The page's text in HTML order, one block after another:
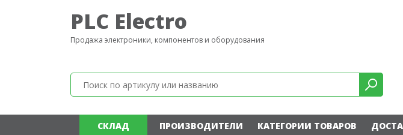
PLC Electro
Продажа электроники, компонентов и оборудования
СКЛАД ПРОИЗВОДИТЕЛИ КАТЕГОРИИ ТОВАРОВ